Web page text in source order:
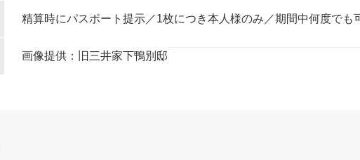
精算時にパスポート提示／1枚につき本人様のみ／期間中何度でも
画像提供：旧三井家下鴨別邸